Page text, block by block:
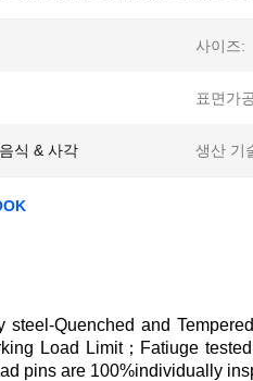
사이즈:
표면가
식 & 사각 생산 기
Quenched and
Load Limit；Fatiuge
pins are 100%individually